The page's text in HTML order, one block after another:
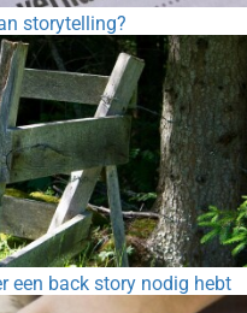
storytelling?
een back story nodig hebt